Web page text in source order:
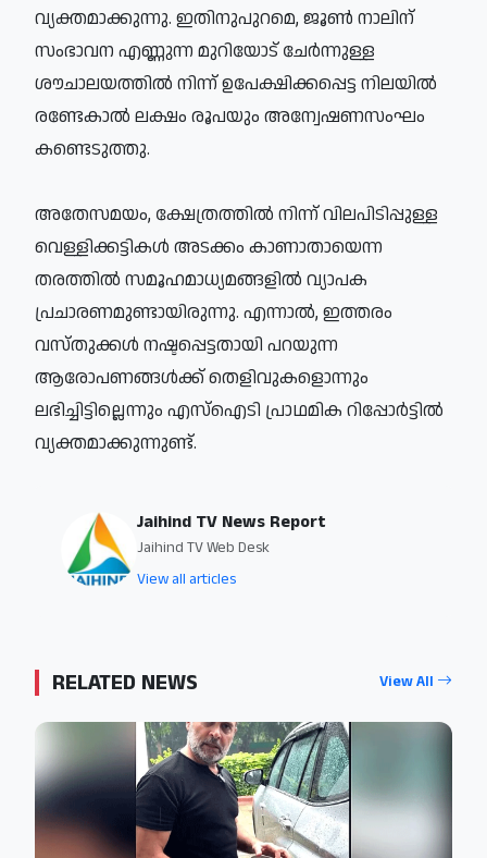
വ്യക്തമാക്കുന്നു. ഇതിനുപുറമെ, ജൂണ്‍ നാലിന്
സംഭാവന എണ്ണുന്ന മുറിയോട് ചേര്‍ന്നുള്ള
ശൗചാലയത്തില്‍ നിന്ന് ഉപേക്ഷിക്കപ്പെട്ട നിലയില്‍
രണ്ടേകാല്‍ ലക്ഷം രൂപയും അന്വേഷണസംഘം
കണ്ടെടുത്തു.
അതേസമയം, ക്ഷേത്രത്തില്‍ നിന്ന് വിലപിടിപ്പുള്ള
വെള്ളിക്കട്ടികള്‍ അടക്കം കാണാതായെന്ന
തരത്തില്‍ സമൂഹമാധ്യമങ്ങളില്‍ വ്യാപക
പ്രചാരണമുണ്ടായിരുന്നു. എന്നാല്‍, ഇത്തരം
വസ്തുക്കള്‍ നഷ്ടപ്പെട്ടതായി പറയുന്ന
ആരോപണങ്ങള്‍ക്ക് തെളിവുകളൊന്നും
ലഭിച്ചിട്ടില്ലെന്നും എസ്‌ഐടി പ്രാഥമിക റിപ്പോര്‍ട്ടില്‍
വ്യക്തമാക്കുന്നുണ്ട്.
Jaihind TV News Report
Jaihind TV Web Desk
View all articles
RELATED NEWS View All